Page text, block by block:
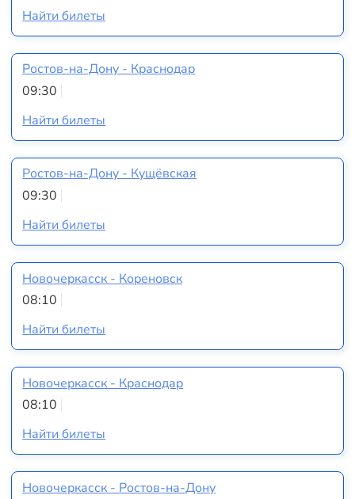
Найти билеты
Ростов-на-Дону - Краснодар
09:30
Найти билеты
Ростов-на-Дону - Кущёвская
09:30
Найти билеты
Новочеркасск - Кореновск
08:10
Найти билеты
Новочеркасск - Краснодар
08:10
Найти билеты
Новочеркасск - Ростов-на-Дону